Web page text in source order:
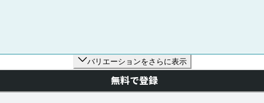
バリエーションをさらに表示
無料で登録